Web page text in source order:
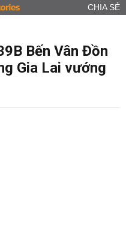
CHIA SẺ
Bến Vân Đồn
Gia Lai vướng